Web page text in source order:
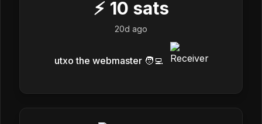
⚡ 10 sats
20d ago
utxo the webmaster 🧑‍💻